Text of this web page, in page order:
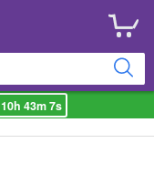
10h 43m 7s